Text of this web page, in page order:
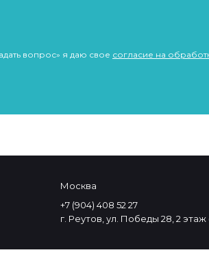
вопрос» я даю свое согласие на
Москва
+7 (904) 408 52 27
г. Реутов, ул. Победы 28, 2 этаж